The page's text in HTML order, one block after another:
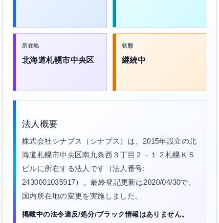
所在地
北海道札幌市中央区
状態
継続中
法人概要
株式会社シナプス（シナプス）は、2015年設立の北
海道札幌市中央区南九条西３丁目２－１２札幌ＫＳ
ビルに所在する法人です（法人番号:
2430001035917）。最終登記更新は2020/04/30で、
国内所在地の変更を実施しました。
掲載中の法令違反/処分/ブラック情報はありません。